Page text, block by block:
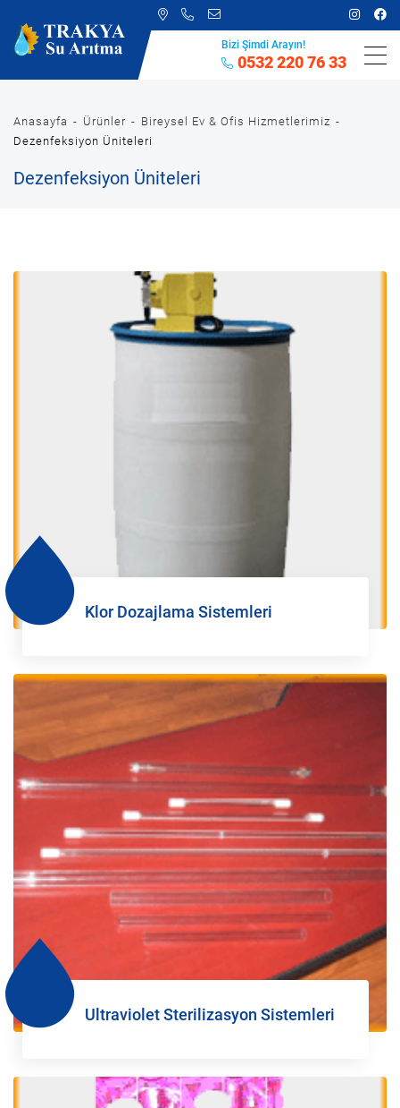
Bizi Şimdi Arayın!
0532 220 76 33
Anasayfa Ürünler
Bireysel Ev & Ofis Hizmetlerimiz
Dezenfeksiyon Üniteleri
Dezenfeksiyon Üniteleri
Klor Dozajlama Sistemleri
Ultraviolet Sterilizasyon Sistemleri